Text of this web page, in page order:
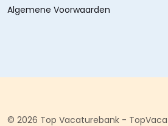
Algemene Voorwaarden
© 2026 Top Vacaturebank -